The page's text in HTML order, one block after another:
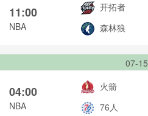
11:00
NBA
开拓者
森林狼
07-15
04:00
NBA
火箭
76人